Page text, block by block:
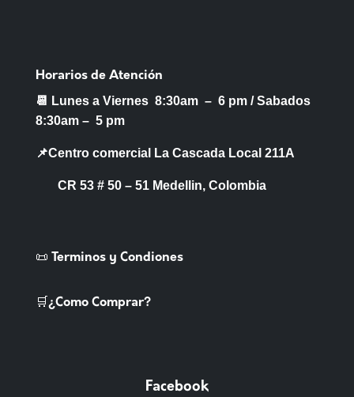
Horarios de Atención
📆 Lunes a Viernes 8:30am – 6 pm /Sabados
8:30am – 5 pm
📌Centro comercial La Cascada Local 211A
CR 53 # 50 – 51 Medellin, Colombia
📜 Terminos y Condiones
🛒¿Como Comprar?
Facebook